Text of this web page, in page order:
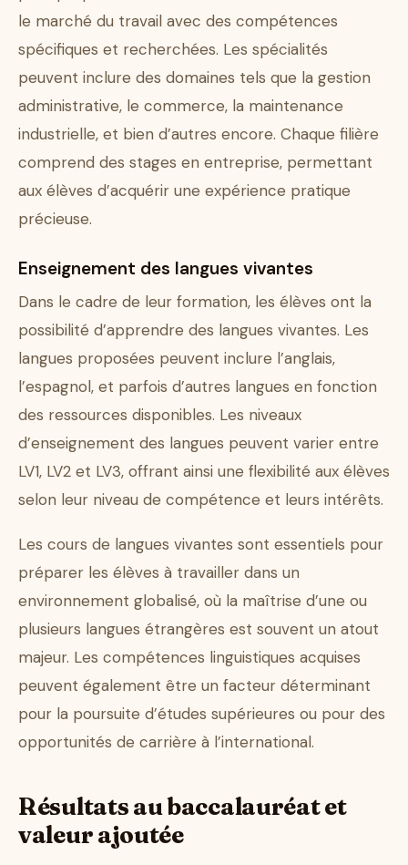
le marché du travail avec des compétences
spécifiques et recherchées. Les spécialités
peuvent inclure des domaines tels que la gestion
administrative, le commerce, la maintenance
industrielle, et bien d’autres encore. Chaque filière
comprend des stages en entreprise, permettant
aux élèves d’acquérir une expérience pratique
précieuse.
Enseignement des langues vivantes
Dans le cadre de leur formation, les élèves ont la
possibilité d’apprendre des langues vivantes. Les
langues proposées peuvent inclure l’anglais,
l’espagnol, et parfois d’autres langues en fonction
des ressources disponibles. Les niveaux
d’enseignement des langues peuvent varier entre
LV1, LV2 et LV3, offrant ainsi une flexibilité aux élèves
selon leur niveau de compétence et leurs intérêts.
Les cours de langues vivantes sont essentiels pour
préparer les élèves à travailler dans un
environnement globalisé, où la maîtrise d’une ou
plusieurs langues étrangères est souvent un atout
majeur. Les compétences linguistiques acquises
peuvent également être un facteur déterminant
pour la poursuite d’études supérieures ou pour des
opportunités de carrière à l’international.
Résultats au baccalauréat et
valeur ajoutée